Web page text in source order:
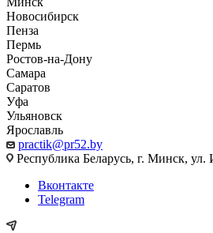
Новосибирск
Пенза
Пермь
Ростов-на-Дону
Самара
Саратов
Уфа
Ульяновск
Ярославль
practik@pr52.by
Республика Беларусь, г. Минск, ул.
Вконтакте
Telegram